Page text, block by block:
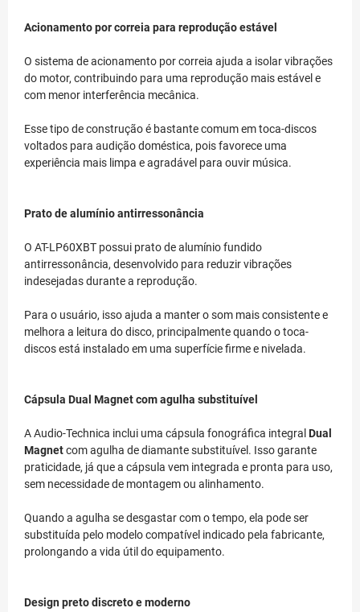
Acionamento por correia para reprodução estável
O sistema de acionamento por correia ajuda a isolar vibrações
do motor, contribuindo para uma reprodução mais estável e
com menor interferência mecânica.
Esse tipo de construção é bastante comum em toca-discos
voltados para audição doméstica, pois favorece uma
experiência mais limpa e agradável para ouvir música.
Prato de alumínio antirressonância
O AT-LP60XBT possui prato de alumínio fundido
antirressonância, desenvolvido para reduzir vibrações
indesejadas durante a reprodução.
Para o usuário, isso ajuda a manter o som mais consistente e
melhora a leitura do disco, principalmente quando o toca-
discos está instalado em uma superfície firme e nivelada.
Cápsula Dual Magnet com agulha substituível
A Audio-Technica inclui uma cápsula fonográfica integral Dual
Magnetcom agulha de diamante substituível. Isso garante
praticidade, já que a cápsula vem integrada e pronta para uso,
sem necessidade de montagem ou alinhamento.
Quando a agulha se desgastar com o tempo, ela pode ser
substituída pelo modelo compatível indicado pela fabricante,
prolongando a vida útil do equipamento.
Design preto discreto e moderno